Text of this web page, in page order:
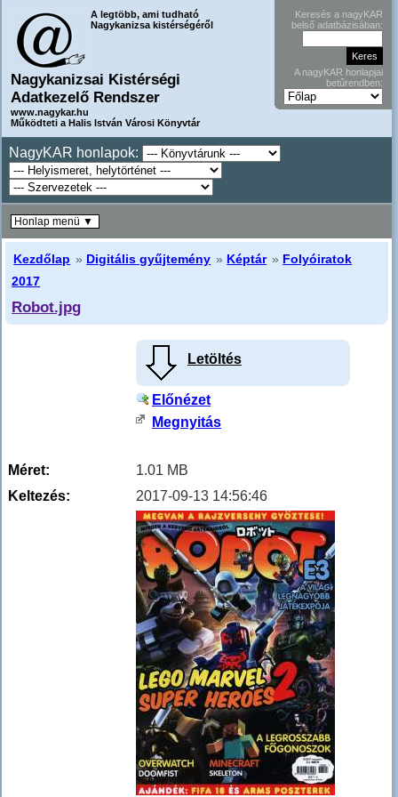
A legtöbb, ami tudható
Nagykanizsa kistérségéről
Nagykanizsai Kistérségi
Adatkezelő Rendszer
www.nagykar.hu
Működteti a Halis István Városi Könyvtár
Keresés a nagyKAR
belső adatbázisában:
A nagyKAR honlapjai
betűrendben:
NagyKAR honlapok:
Kezdőlap » Digitális gyűjtemény » Képtár » Folyóiratok
2017
Robot.jpg
Letöltés
Előnézet
Megnyitás
Méret:
1.01 MB
Keltezés:
2017-09-13 14:56:46
Honlap menü ▼